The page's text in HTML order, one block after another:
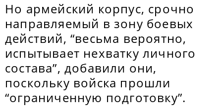
Но армейский корпус, срочно
направляемый в зону боевых
действий, “весьма вероятно,
испытывает нехватку личного
состава”, добавили они,
поскольку войска прошли
“ограниченную подготовку”.